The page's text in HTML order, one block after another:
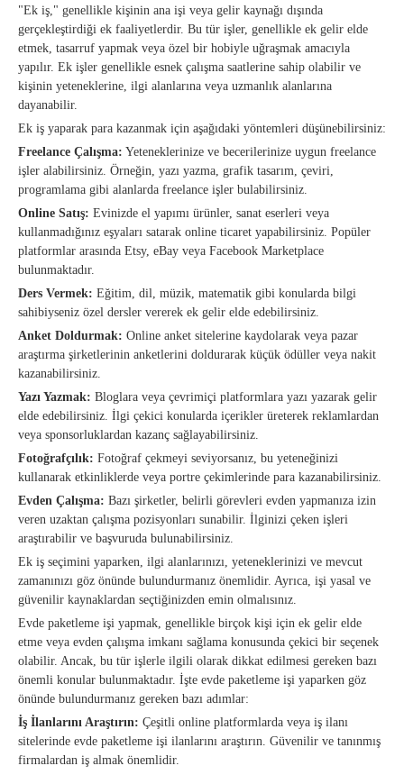
"Ek iş," genellikle kişinin ana işi veya gelir kaynağı dışında
gerçekleştirdiği ek faaliyetlerdir. Bu tür işler, genellikle ek gelir elde
etmek, tasarruf yapmak veya özel bir hobiyle uğraşmak amacıyla
yapılır. Ek işler genellikle esnek çalışma saatlerine sahip olabilir ve
kişinin yeteneklerine, ilgi alanlarına veya uzmanlık alanlarına
dayanabilir.
Ek iş yaparak para kazanmak için aşağıdaki yöntemleri düşünebilirsiniz:
Freelance Çalışma: Yeteneklerinize ve becerilerinize uygun freelance
işler alabilirsiniz. Örneğin, yazı yazma, grafik tasarım, çeviri,
programlama gibi alanlarda freelance işler bulabilirsiniz.
Online Satış: Evinizde el yapımı ürünler, sanat eserleri veya
kullanmadığınız eşyaları satarak online ticaret yapabilirsiniz. Popüler
platformlar arasında Etsy, eBay veya Facebook Marketplace
bulunmaktadır.
Ders Vermek: Eğitim, dil, müzik, matematik gibi konularda bilgi
sahibiyseniz özel dersler vererek ek gelir elde edebilirsiniz.
Anket Doldurmak: Online anket sitelerine kaydolarak veya pazar
araştırma şirketlerinin anketlerini doldurarak küçük ödüller veya nakit
kazanabilirsiniz.
Yazı Yazmak: Bloglara veya çevrimiçi platformlara yazı yazarak gelir
elde edebilirsiniz. İlgi çekici konularda içerikler üreterek reklamlardan
veya sponsorluklardan kazanç sağlayabilirsiniz.
Fotoğrafçılık: Fotoğraf çekmeyi seviyorsanız, bu yeteneğinizi
kullanarak etkinliklerde veya portre çekimlerinde para kazanabilirsiniz.
Evden Çalışma: Bazı şirketler, belirli görevleri evden yapmanıza izin
veren uzaktan çalışma pozisyonları sunabilir. İlginizi çeken işleri
araştırabilir ve başvuruda bulunabilirsiniz.
Ek iş seçimini yaparken, ilgi alanlarınızı, yeteneklerinizi ve mevcut
zamanınızı göz önünde bulundurmanız önemlidir. Ayrıca, işi yasal ve
güvenilir kaynaklardan seçtiğinizden emin olmalısınız.
Evde paketleme işi yapmak, genellikle birçok kişi için ek gelir elde
etme veya evden çalışma imkanı sağlama konusunda çekici bir seçenek
olabilir. Ancak, bu tür işlerle ilgili olarak dikkat edilmesi gereken bazı
önemli konular bulunmaktadır. İşte evde paketleme işi yaparken göz
önünde bulundurmanız gereken bazı adımlar:
İş İlanlarını Araştırın: Çeşitli online platformlarda veya iş ilanı
sitelerinde evde paketleme işi ilanlarını araştırın. Güvenilir ve tanınmış
firmalardan iş almak önemlidir.